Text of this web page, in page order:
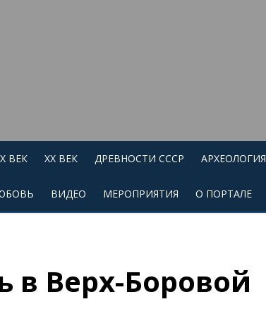
ВЕК XX ВЕК ДРЕВНОСТИ СССР АРХЕОЛОГИЯ
ВИДЕО МЕРОПРИЯТИЯ О ПОРТАЛЕ
в Верх-Боровой